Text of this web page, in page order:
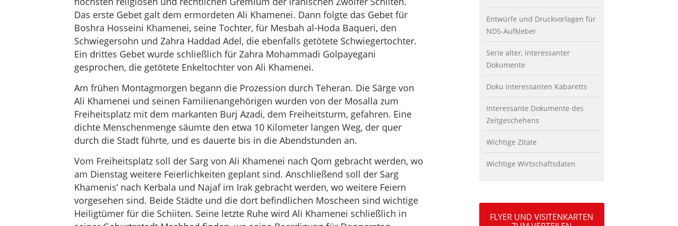
Das erste Gebet galt dem ermordeten Ali Khamenei. Dann folgte das Gebet für
Boshra Hosseini Khamenei, seine Tochter, für Mesbah al-Hoda Baqueri, den
Schwiegersohn und Zahra Haddad Adel, die ebenfalls getötete Schwiegertochter.
Ein drittes Gebet wurde schließlich für Zahra Mohammadi Golpayegani
gesprochen, die getötete Enkeltochter von Ali Khamenei.
Am frühen Montagmorgen begann die Prozession durch Teheran. Die Särge von
Ali Khamenei und seinen Familienangehörigen wurden von der Mosalla zum
Freiheitsplatz mit dem markanten Burj Azadi, dem Freiheitsturm, gefahren. Eine
dichte Menschenmenge säumte den etwa 10 Kilometer langen Weg, der quer
durch die Stadt führte, und es dauerte bis in die Abendstunden an.
Vom Freiheitsplatz soll der Sarg von Ali Khamenei nach Qom gebracht werden, wo
am Dienstag weitere Feierlichkeiten geplant sind. Anschließend soll der Sarg
Khamenis’ nach Kerbala und Najaf im Irak gebracht werden, wo weitere Feiern
vorgesehen sind. Beide Städte und die dort befindlichen Moscheen sind wichtige
Heiligtümer für die Schiiten. Seine letzte Ruhe wird Ali Khamenei schließlich in
Entwürfe und Druckvorlagen für
NDS-Aufkleber
Serie alter, interessanter
Dokumente
Doku interessanten Kabaretts
Interessante Dokumente des
Zeitgeschehens
Wichtige Zitate
Wichtige Wirtschaftsdaten
FLYER UND VISITENKARTEN